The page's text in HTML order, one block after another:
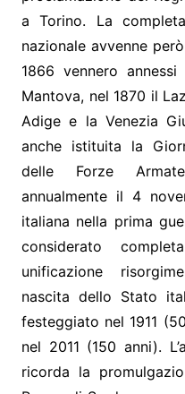
a Torino. La
nazionale avvenne
1866 vennero
Mantova, nel 1870 il
Adige e la Venezia
anche istituita la
delle Forze
annualmente il 4
italiana nella prima
considerato
unificazione
nascita dello Stato
festeggiato nel 1911
nel 2011 (150 anni).
ricorda la